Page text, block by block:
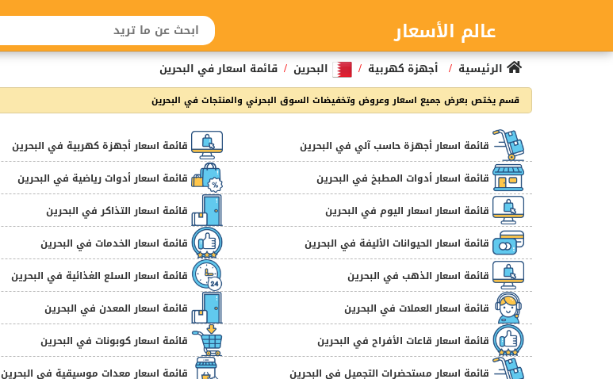
عالم الأسعار
الرئيسية / أجهزة كهربية / البحرين / قائمة اسعار في البحرين
قسم يختص بعرض جميع اسعار وعروض وتخفيضات السوق البحرني والمنتجات في البحرين
قائمة اسعار أجهزة حاسب آلي في البحرين قائمة اسعار أجهزة كهربية في البحرين
قائمة اسعار أدوات المطبخ في البحرين
قائمة اسعار أدوات رياضية في البحرين
قائمة اسعار اسعار اليوم في البحرين
قائمة اسعار التذاكر في البحرين
قائمة اسعار الحيوانات الأليفة في البحرين
قائمة اسعار الخدمات في البحرين
قائمة اسعار الذهب في البحرين
قائمة اسعار السلع الغذائية في البحرين
قائمة اسعار العملات في البحرين
قائمة اسعار المعدن في البحرين
قائمة اسعار قاعات الأفراح في البحرين
قائمة اسعار كوبونات في البحرين
قائمة اسعار مستحضرات التجميل في البحرين
قائمة اسعار معدات موسيقية في البحرين